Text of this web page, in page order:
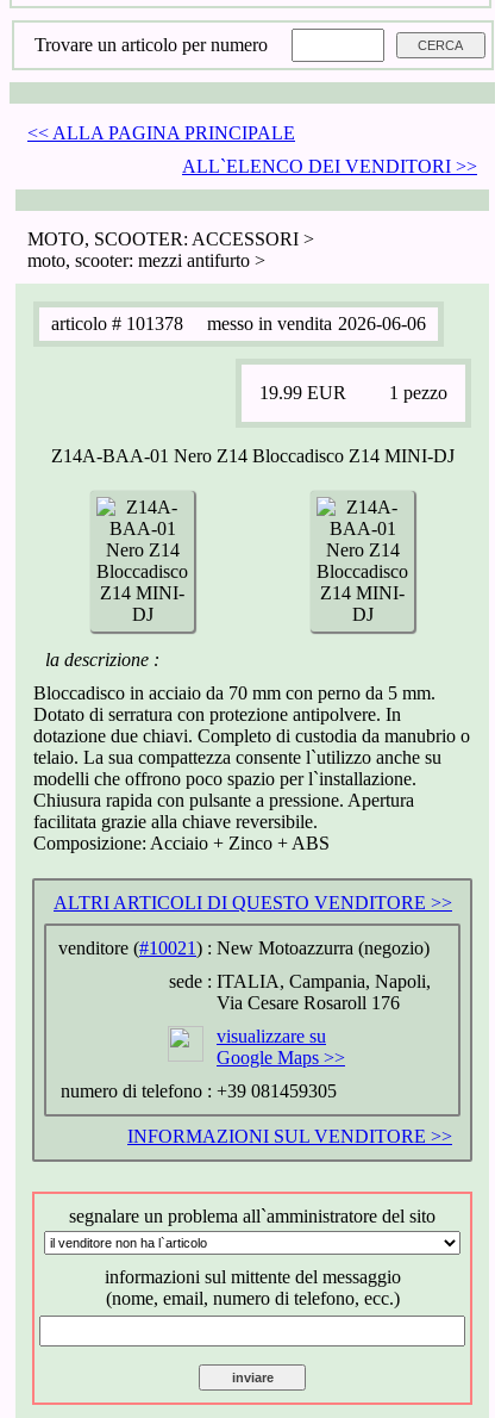
Trovare un articolo per numero
<< ALLA PAGINA PRINCIPALE
ALL`ELENCO DEI VENDITORI >>
MOTO, SCOOTER: ACCESSORI >
moto, scooter: mezzi antifurto >
articolo # 101378 messo in vendita 2026-06-06
19.99 EUR 1 pezzo
Z14A-BAA-01 Nero Z14 Bloccadisco Z14 MINI-DJ
la descrizione :
Bloccadisco in acciaio da 70 mm con perno da 5 mm.
Dotato di serratura con protezione antipolvere. In
dotazione due chiavi. Completo di custodia da manubrio o
telaio. La sua compattezza consente l`utilizzo anche su
modelli che offrono poco spazio per l`installazione.
Chiusura rapida con pulsante a pressione. Apertura
facilitata grazie alla chiave reversibile.
Composizione: Acciaio + Zinco + ABS
ALTRI ARTICOLI DI QUESTO VENDITORE >>
venditore (#10021) : New Motoazzurra (negozio)
sede : ITALIA, Campania, Napoli,
Via Cesare Rosaroll 176
visualizzare su
Google Maps >>
numero di telefono : +39 081459305
INFORMAZIONI SUL VENDITORE >>
segnalare un problema all`amministratore del sito
informazioni sul mittente del messaggio
(nome, email, numero di telefono, ecc.)